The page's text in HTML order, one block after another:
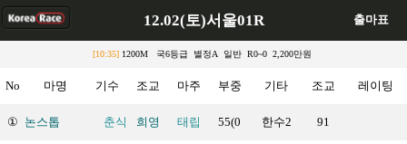
12.02(토)서울01R 출마표
[10:35] 1200M 국6등급 별정A 일반 R0~0 2,200만원
No 마명 기수 조교 마주 부중 기타 조교 레이팅
① 논스톱 춘식 희영 태립 55(0 한수2 91